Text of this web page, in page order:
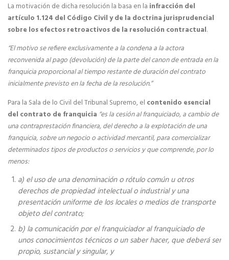
ASESORÍA DE FRANQUICIAS
Abrir una franquicia
Cómo elegir una franquicia
Asesoria legal para franquiciados
Estudio de Zona
Servicio Local Llave en Mano
La motivación de dicha resolución la basa en la infracción del
artículo 1.124 del Código Civil y de la doctrina jurisprudencial
sobre los efectos retroactivos de la resolución contractual.
“El motivo se refiere exclusivamente a la condena a la actora
reconvenida al pago (devolución) de la parte del canon de entrada en la
franquicia proporcional al tiempo restante de duración del contrato
inicialmente previsto en la fecha de la resolución.”
Para la Sala de lo Civil del Tribunal Supremo, el contenido esencial
del contrato de franquicia “es la cesión al franquiciado, a cambio de
una contraprestación financiera, del derecho a la explotación de una
franquicia, sobre un negocio o actividad mercantil, para comercializar
determinados tipos de productos o servicios y que comprende, por lo
menos:
a) el uso de una denominación o rótulo común u otros
derechos de propiedad intelectual o industrial y una
presentación uniforme de los locales o medios de transporte
objeto del contrato;
b) la comunicación por el franquiciador al franquiciado de
unos conocimientos técnicos o un saber hacer, que deberá ser
propio, sustancial y singular, y